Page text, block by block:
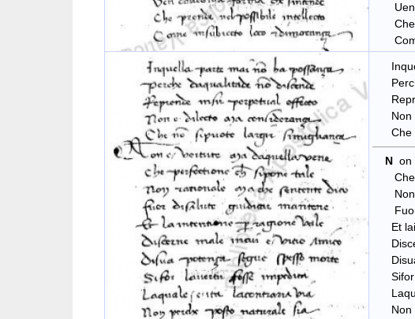
Uen
Che
Come
Non e
Che
N on
Che
Non
Fuor
Et
Disua
Sifor
Non